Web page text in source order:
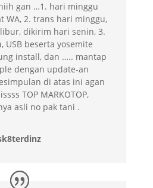
gan …1. hari minggu
WA, 2. trans hari minggu,
dikirim hari senin, 3.
USB beserta yosemite
install, dan ….. mantap
dengan update-an
di atas ini agan
TOP MARKOTOP,
asli no pak tani .